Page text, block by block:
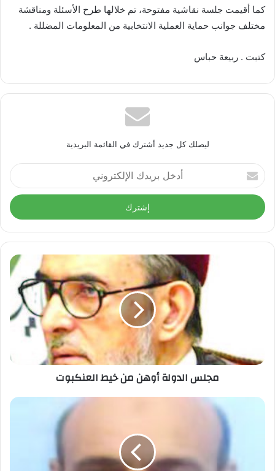
كما أقيمت جلسة نقاشية مفتوحة، تم خلالها طرح الأسئلة ومناقشة
مختلف جوانب حماية العملية الانتخابية من المعلومات المضللة .
كتبت . ربيعة حباس
ليصلك كل جديد أشترك في القائمة البريدية
أدخل
بريدك
الإلكتروني
مجلس الدولة أوهن من خيط العنكبوت